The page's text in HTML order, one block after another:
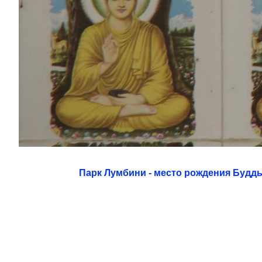
Парк Лумбини - место рождения